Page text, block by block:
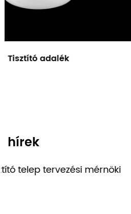
Ásványi
hírek
Bányászati szennyvíz
módszerek, PAM